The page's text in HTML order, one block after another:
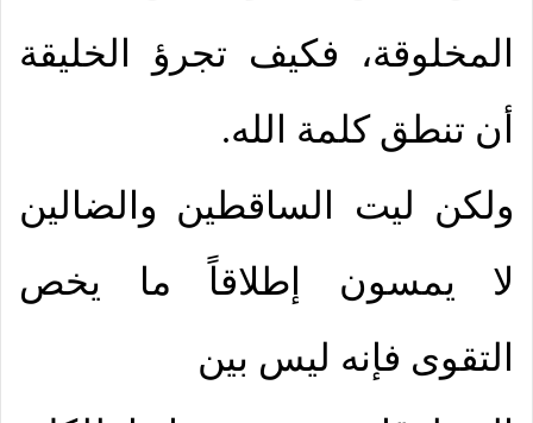
المخلوقة، فكيف تجرؤ الخليقة
أن تنطق كلمة الله.
ولكن ليت الساقطين والضالين
لا يمسون إطلاقاً ما يخص
التقوى فإنه ليس بين